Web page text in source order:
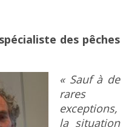
des pêches
« Sauf à de
rares
exceptions,
la situation